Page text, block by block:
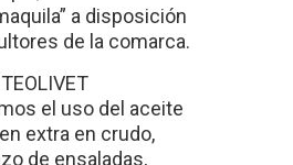
a disposición
de la comarca.
el uso del aceite
extra en crudo,
de ensaladas,